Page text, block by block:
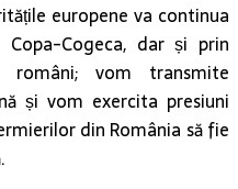
europene va continua
Cogeca, dar și prin
români; vom transmite
și vom exercita presiuni
din România să fie